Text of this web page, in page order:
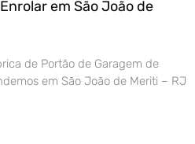
em São João de
de Portão de Garagem de
em São João de Meriti – RJ